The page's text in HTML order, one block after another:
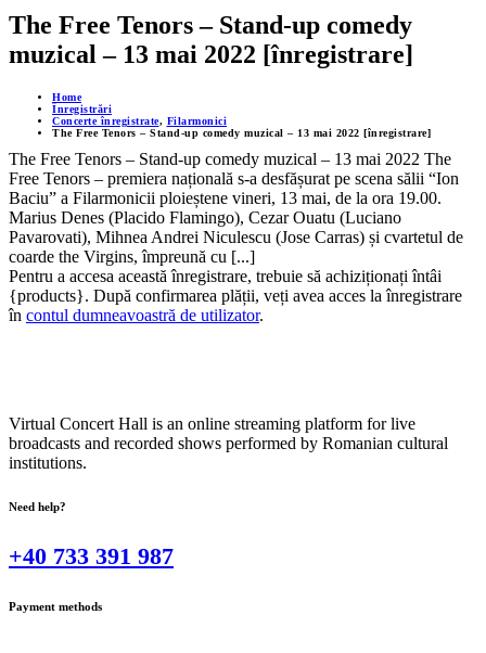
The Free Tenors – Stand-up comedy
muzical – 13 mai 2022 [înregistrare]
Home
Înregistrări
Concerte înregistrate, Filarmonici
The Free Tenors – Stand-up comedy muzical – 13 mai 2022 [înregistrare]
The Free Tenors – Stand-up comedy muzical – 13 mai 2022 The
Free Tenors – premiera națională s-a desfășurat pe scena sălii “Ion
Baciu” a Filarmonicii ploieștene vineri, 13 mai, de la ora 19.00.
Marius Denes (Placido Flamingo), Cezar Ouatu (Luciano
Pavarovati), Mihnea Andrei Niculescu (Jose Carras) și cvartetul de
coarde the Virgins, împreună cu [...]
Pentru a accesa această înregistrare, trebuie să achiziționați întâi
{products}. După confirmarea plății, veți avea acces la înregistrare
în contul dumneavoastră de utilizator.
Virtual Concert Hall is an online streaming platform for live
broadcasts and recorded shows performed by Romanian cultural
institutions.
Need help?
+40 733 391 987
Payment methods